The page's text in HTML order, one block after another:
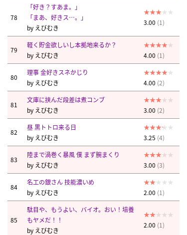
78
「好き？すあま。」
「まあ、好きス…。」
by えびむき
3.00 (1)
79
軽く貯金欲しいし本拠地来るか？
by えびむき 4.00 (1)
80
理事 金好きスネかじり
by えびむき 4.00 (2)
81
文庫に挟んだ段差は煮コンブ
by えびむき 3.00 (2)
82
昼 黒トトロ来る日
by えびむき 3.25 (4)
83
陸まで渦巻く暴風 僕 まず腕まくり
by えびむき 3.00 (3)
84
名工の銀さん 技能濃いめ
by えびむき 2.00 (1)
85
駄目や、もうよい、バイオ。おい！培養
もヤメだ！！
by えびむき
2.00 (1)